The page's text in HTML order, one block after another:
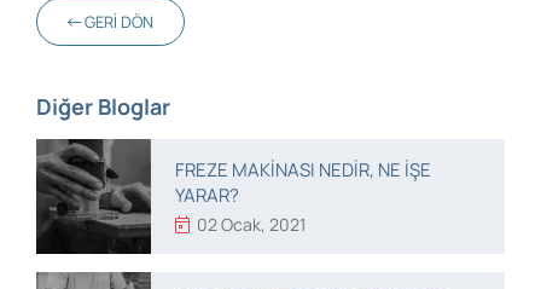
GERI DÖN
Diğer Bloglar
FREZE MAKINASI NEDIR, NE IŞE
YARAR?
02 Ocak, 2021